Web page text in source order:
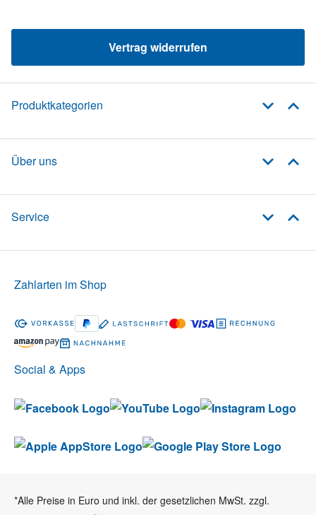
Vertrag widerrufen
Produktkategorien
Über uns
Service
Social & Apps
Zahlarten im Shop
*Alle Preise in Euro und inkl. der gesetzlichen MwSt. zzgl.